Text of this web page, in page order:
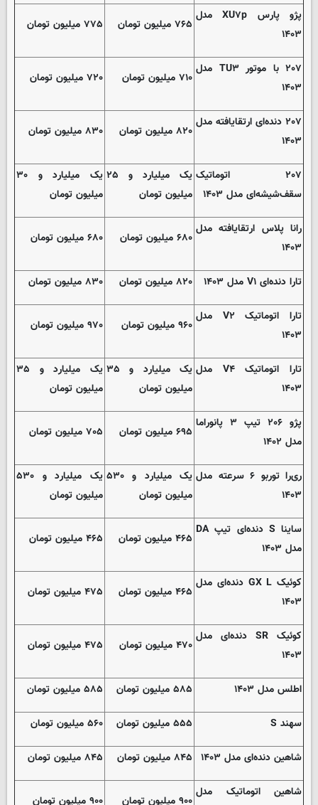
پژو پارس XU۷p مدل
۱۴۰۳
۷۶۵ میلیون تومان ۷۷۵ میلیون تومان
۲۰۷ با موتور TU۳ مدل
۱۴۰۳
۷۱۰ میلیون تومان ۷۲۰ میلیون تومان
۲۰۷ دنده‌ای ارتقایافته مدل
۱۴۰۳
۸۲۰ میلیون تومان ۸۳۰ میلیون تومان
۲۰۷ اتوماتیک
سقف‌شیشه‌ای مدل ۱۴۰۳
یک میلیارد و ۲۵
میلیون تومان
یک میلیارد و ۳۰
میلیون تومان
رانا پلاس ارتقایافته مدل
۱۴۰۳
۶۸۰ میلیون تومان ۶۸۰ میلیون تومان
تارا دنده‌ای V۱ مدل ۱۴۰۳ ۸۲۰ میلیون تومان ۸۳۰ میلیون تومان
تارا اتوماتیک V۲ مدل
۱۴۰۳
۹۶۰ میلیون تومان ۹۷۰ میلیون تومان
تارا اتوماتیک V۴ مدل
۱۴۰۳
یک میلیارد و ۳۵
میلیون تومان
یک میلیارد و ۳۵
میلیون تومان
پژو ۲۰۶ تیپ ۳ پانوراما
مدل ۱۴۰۲
۶۹۵ میلیون تومان ۷۰۵ میلیون تومان
ری‌را توربو ۶ سرعته مدل
۱۴۰۳
یک میلیارد و ۵۳۰
میلیون تومان
یک میلیارد و ۵۳۰
میلیون تومان
ساینا S دنده‌ای تیپ DA
مدل ۱۴۰۳
۴۶۵ میلیون تومان ۴۶۵ میلیون تومان
کوئیک GX L دنده‌ای مدل
۱۴۰۳
۴۶۵ میلیون تومان ۴۷۵ میلیون تومان
کوئیک SR دنده‌ای مدل
۱۴۰۳
۴۷۰ میلیون تومان ۴۷۵ میلیون تومان
اطلس مدل ۱۴۰۳ ۵۸۵ میلیون تومان ۵۸۵ میلیون تومان
سهند S ۵۵۵ میلیون تومان ۵۶۰ میلیون تومان
شاهین دنده‌ای مدل ۱۴۰۳ ۸۴۵ میلیون تومان ۸۴۵ میلیون تومان
شاهین اتوماتیک مدل
۹۰۰ میلیون تومان ۹۰۰ میلیون تومان